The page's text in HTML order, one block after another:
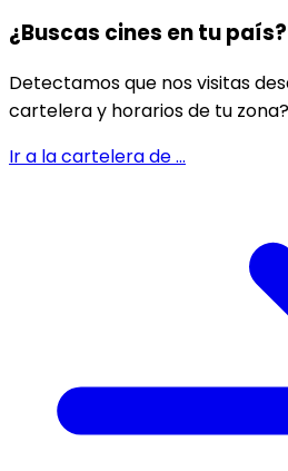
¿Buscas cines entu país?
Detectamos que nos visitas
cartelera y horarios de tu zona?
Ir a la cartelera de...